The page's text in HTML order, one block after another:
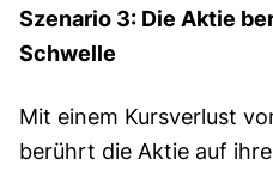
Szenario 3: Die Aktie
Schwelle
Mit einem Kursverlust
berührt die Aktie auf